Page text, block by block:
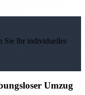
Sie Ihr individuelles
Umzug